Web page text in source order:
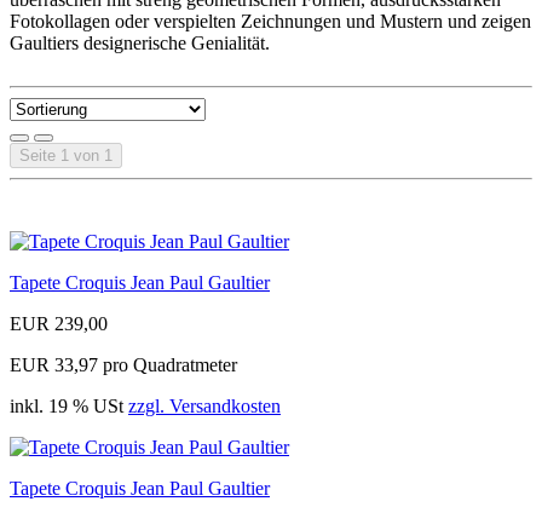
Fotokollagen oder verspielten Zeichnungen und Mustern und zeigen
Gaultiers designerische Genialität.
Seite 1 von 1
Tapete Croquis Jean Paul Gaultier
EUR 239,00
EUR 33,97 pro Quadratmeter
inkl. 19 % USt zzgl. Versandkosten
Tapete Croquis Jean Paul Gaultier